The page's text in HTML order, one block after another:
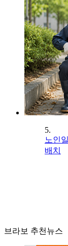
5.
노인
배치
브라보 추천뉴스